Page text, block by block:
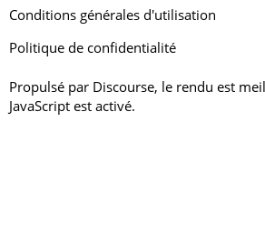
Conditions générales d'utilisation
Politique de confidentialité
Propulsé par Discourse, le rendu est
JavaScript est activé.